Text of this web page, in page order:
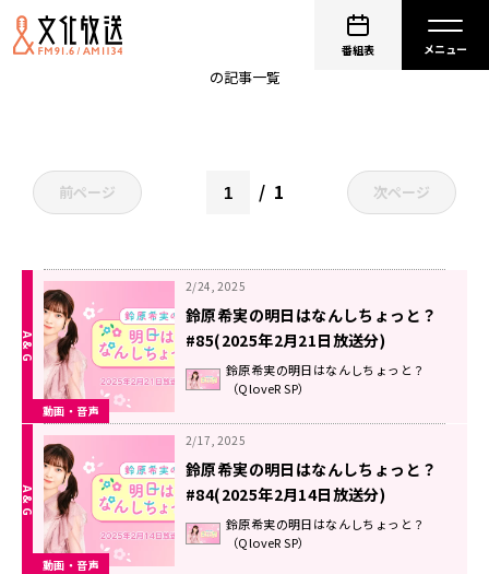
番組表
鈴原希実の明日はなんしちょっと？
の記事一覧
前ページ 1 次ページ
動画・音声
2/24, 2025
鈴原希実の明日はなんしちょっと？
#85(2025年2月21日放送分)
鈴原希実の明日はなんしちょっと？
（QloveR SP）
動画・音声
2/17, 2025
鈴原希実の明日はなんしちょっと？
#84(2025年2月14日放送分)
鈴原希実の明日はなんしちょっと？
（QloveR SP）